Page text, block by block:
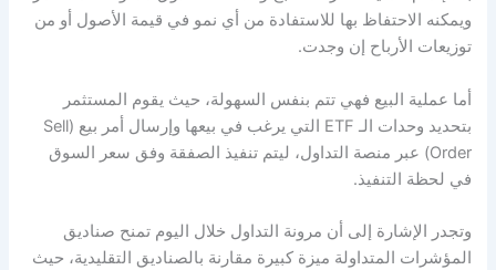
ويمكنه الاحتفاظ بها للاستفادة من أي نمو في قيمة الأصول أو من
توزيعات الأرباح إن وجدت.
أما عملية البيع فهي تتم بنفس السهولة، حيث يقوم المستثمر
بتحديد وحدات الـ ETF التي يرغب في بيعها وإرسال أمر بيع (Sell
Order) عبر منصة التداول، ليتم تنفيذ الصفقة وفق سعر السوق
في لحظة التنفيذ.
وتجدر الإشارة إلى أن مرونة التداول خلال اليوم تمنح صناديق
المؤشرات المتداولة ميزة كبيرة مقارنة بالصناديق التقليدية، حيث